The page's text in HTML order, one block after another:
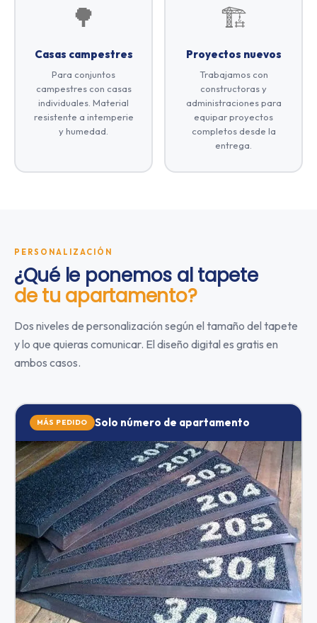
🌳
Casas campestres
Para conjuntos
campestres con casas
individuales. Material
resistente a intemperie
y humedad.
🏗️
Proyectos nuevos
Trabajamos con
constructoras y
administraciones para
equipar proyectos
completos desde la
entrega.
PERSONALIZACIÓN
¿Qué le ponemos al tapete
de tu apartamento?
Dos niveles de personalización según el tamaño del tapete
y lo que quieras comunicar. El diseño digital es gratis en
ambos casos.
MÁS PEDIDO Solo número de apartamento